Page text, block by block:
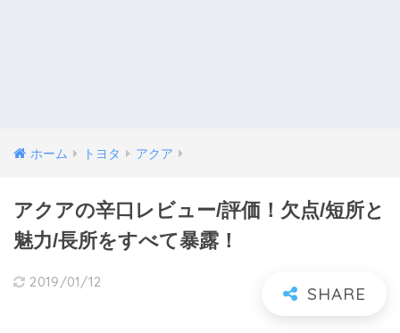
ホーム トヨタ アクア
アクアの辛口レビュー/評価！欠点/短所と
魅力/長所をすべて暴露！
2019/01/12